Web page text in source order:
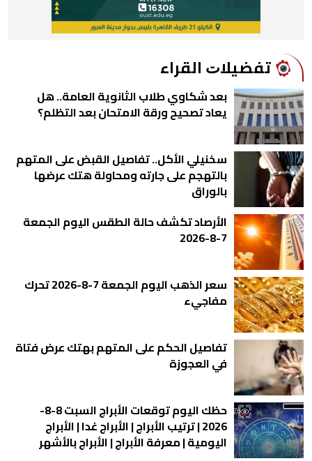
ﺗﻔﻀﻴﻼﺕ اﻟﻘﺮاء
بعد شكاوي طلاب الثانوية العامة.. هل
يعاد تصحيح ورقة الامتحان بعد التظلم؟
سخنيلي الأكل.. تفاصيل القبض على المتهم
بالتهجم على جارته ومحاولة هتك عرضها
بالوراق
الأرصاد تكشف حالة الطقس اليوم الجمعة
7-8-2026
سعر الذهب اليوم الجمعة 7-8-2026 تحرك
مفاجيء
تفاصيل الحكم على المتهم بهتك عرض فتاة
في العجوزة
حظك اليوم توقعات الأبراج السبت 8-8-
2026 | ترتيب الأبراج | الأبراج غدا | الأبراج
اليومية | معرفة الأبراج | الأبراج بالأشهر